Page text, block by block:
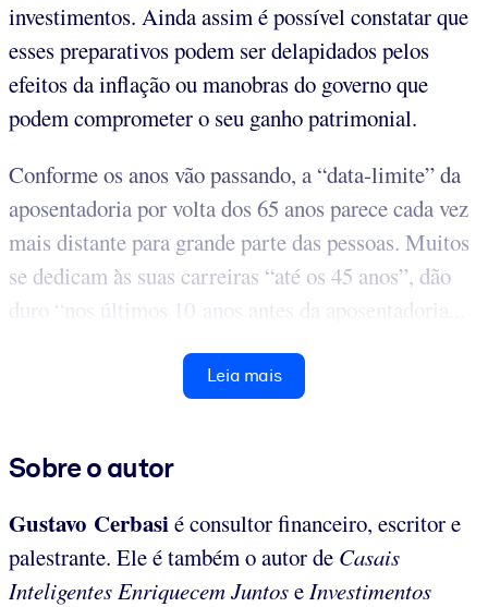
investimentos. Ainda assim é possível constatar que
esses preparativos podem ser delapidados pelos
efeitos da inflação ou manobras do governo que
podem comprometer o seu ganho patrimonial.
Conforme os anos vão passando, a “data-limite” da
aposentadoria por volta dos 65 anos parece cada vez
mais distante para grande parte das pessoas. Muitos
se dedicam às suas carreiras “até os 45 anos”, dão
duro “nos últimos 10 anos antes da aposentadoria...
Leia mais
Sobre o autor
Gustavo Cerbasié consultor financeiro, escritor e
palestrante. Ele é também o autor de Casais
Inteligentes Enriquecem JuntoseInvestimentos